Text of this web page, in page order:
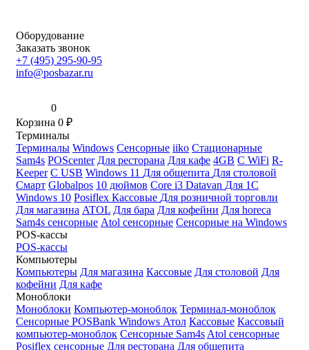
Оборудование
Заказать звонок
+7 (495) 295-90-95
info@posbazar.ru
0
Корзина 0 ₽
Терминалы
Терминалы Windows Сенсорные iiko Стационарные
Sam4s POScenter Для ресторана Для кафе 4GB С WiFi R-
Keeper С USB Windows 11 Для общепита Для столовой
Смарт Globalpos 10 дюймов Core i3 Datavan Для 1С
Windows 10 Posiflex Кассовые Для розничной торговли
Для магазина ATOL Для бара Для кофейни Для horeca
Sam4s сенсорные Atol сенсорные Сенсорные на Windows
POS-кассы
POS-кассы
Компьютеры
Компьютеры Для магазина Кассовые Для столовой Для
кофейни Для кафе
Моноблоки
Моноблоки Компьютер-моноблок Терминал-моноблок
Сенсорные POSBank Windows Атол Кассовые Кассовый
компьютер-моноблок Сенсорные Sam4s Atol сенсорные
Posiflex сенсорные Для ресторана Для общепита